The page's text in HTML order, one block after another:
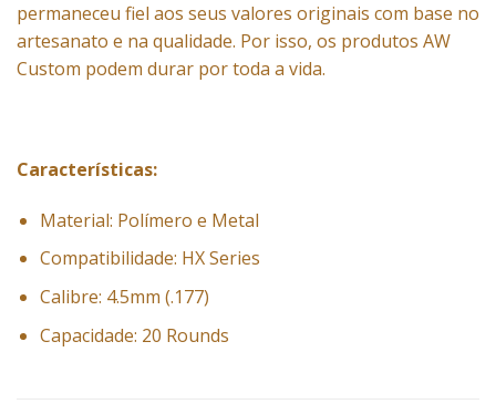
permaneceu fiel aos seus valores originais com base no
artesanato e na qualidade. Por isso, os produtos AW
Custom podem durar por toda a vida.
Características:
Material: Polímero e Metal
Compatibilidade: HX Series
Calibre: 4.5mm (.177)
Capacidade: 20 Rounds